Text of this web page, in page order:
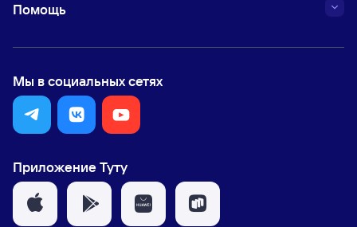
Помощь
Мы в социальных сетях
Приложение Туту